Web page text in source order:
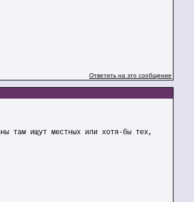
Ответить на это сообщение
там ищут местных или хотя-бы тех,